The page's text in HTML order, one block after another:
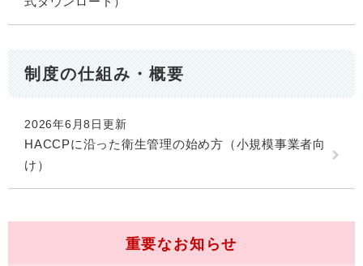
制度の仕組み・概要
2026年6月8日更新
HACCPに沿った衛生管理の始め方（小規模事業者向
け）
重要なお知らせ